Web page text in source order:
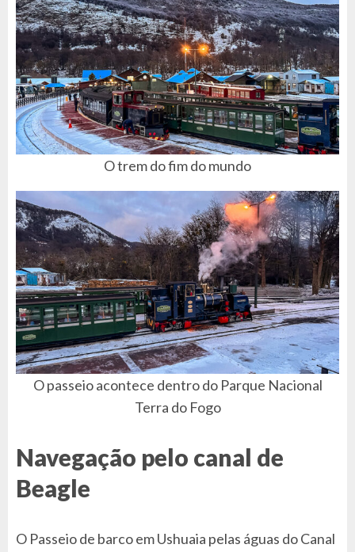
O trem do fim do mundo
O passeio acontece dentro do Parque Nacional
Terra do Fogo
Navegação pelo canal de
Beagle
O Passeio de barco em Ushuaia pelas águas do Canal